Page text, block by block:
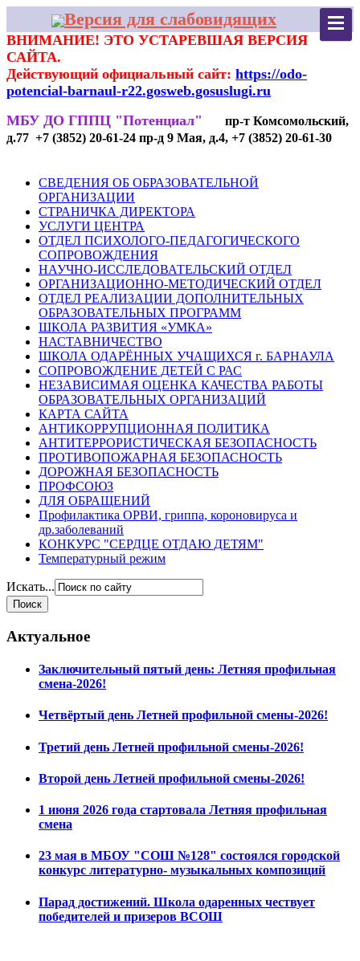
Версия для слабовидящих
ВНИМАНИЕ! ЭТО УСТАРЕВШАЯ ВЕРСИЯ
САЙТА.
Действующий официальный сайт: https://odo-
potencial-barnaul-r22.gosweb.gosuslugi.ru
МБУ ДО ГППЦ "Потенциал"
пр-т Комсомольский,
д.77 +7 (3852) 20-61-24 пр-д 9 Мая, д.4, +7 (3852) 20-61-30
СВЕДЕНИЯ ОБ ОБРАЗОВАТЕЛЬНОЙ
ОРГАНИЗАЦИИ
СТРАНИЧКА ДИРЕКТОРА
УСЛУГИ ЦЕНТРА
ОТДЕЛ ПСИХОЛОГО-ПЕДАГОГИЧЕСКОГО
СОПРОВОЖДЕНИЯ
НАУЧНО-ИССЛЕДОВАТЕЛЬСКИЙ ОТДЕЛ
ОРГАНИЗАЦИОННО-МЕТОДИЧЕСКИЙ ОТДЕЛ
ОТДЕЛ РЕАЛИЗАЦИИ ДОПОЛНИТЕЛЬНЫХ
ОБРАЗОВАТЕЛЬНЫХ ПРОГРАММ
ШКОЛА РАЗВИТИЯ «УМКА»
НАСТАВНИЧЕСТВО
ШКОЛА ОДАРЁННЫХ УЧАЩИХСЯ г. БАРНАУЛА
СОПРОВОЖДЕНИЕ ДЕТЕЙ С РАС
НЕЗАВИСИМАЯ ОЦЕНКА КАЧЕСТВА РАБОТЫ
ОБРАЗОВАТЕЛЬНЫХ ОРГАНИЗАЦИЙ
КАРТА САЙТА
АНТИКОРРУПЦИОННАЯ ПОЛИТИКА
АНТИТЕРРОРИСТИЧЕСКАЯ БЕЗОПАСНОСТЬ
ПРОТИВОПОЖАРНАЯ БЕЗОПАСНОСТЬ
ДОРОЖНАЯ БЕЗОПАСНОСТЬ
ПРОФСОЮЗ
ДЛЯ ОБРАЩЕНИЙ
Профилактика ОРВИ, гриппа, короновируса и
др.заболеваний
КОНКУРС "СЕРДЦЕ ОТДАЮ ДЕТЯМ"
Температурный режим
Искать...
Актуальное
Заключительный пятый день: Летняя профильная
смена-2026!
Четвёртый день Летней профильной смены-2026!
Третий день Летней профильной смены-2026!
Второй день Летней профильной смены-2026!
1 июня 2026 года стартовала Летняя профильная
смена
23 мая в МБОУ "СОШ №128" состоялся городской
конкурс литературно- музыкальных композиций
Парад достижений. Школа одаренных чествует
победителей и призеров ВСОШ